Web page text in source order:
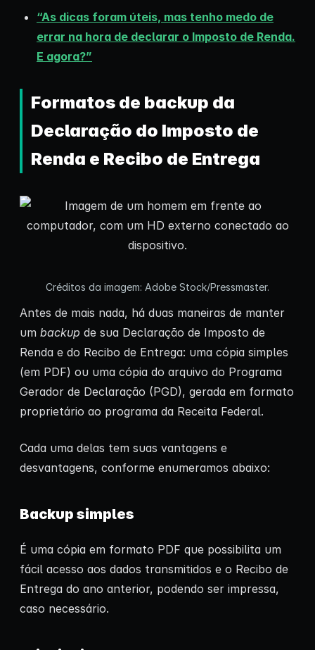
“As dicas foram úteis, mas tenho medo de
errar na hora de declarar o Imposto de Renda.
E agora?”
Formatos de backup da
Declaração do Imposto de
Renda e Recibo de Entrega
Créditos da imagem: Adobe Stock/Pressmaster.
Antes de mais nada, há duas maneiras de manter
um backup de sua Declaração de Imposto de
Renda e do Recibo de Entrega: uma cópia simples
(em PDF) ou uma cópia do arquivo do Programa
Gerador de Declaração (PGD), gerada em formato
proprietário ao programa da Receita Federal.
Cada uma delas tem suas vantagens e
desvantagens, conforme enumeramos abaixo:
Backup simples
É uma cópia em formato PDF que possibilita um
fácil acesso aos dados transmitidos e o Recibo de
Entrega do ano anterior, podendo ser impressa,
caso necessário.